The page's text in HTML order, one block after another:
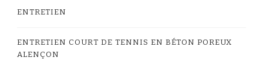
ENTRETIEN
ENTRETIEN COURT DE TENNIS EN BÉTON POREUX
ALENÇON